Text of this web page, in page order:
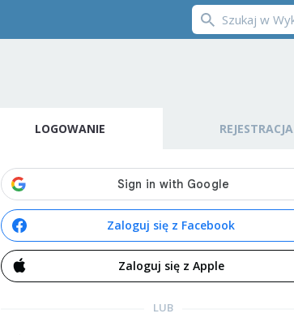
LOGOWANIE REJESTRACJA
Zaloguj się z Facebook
Zaloguj się z Apple
LUB